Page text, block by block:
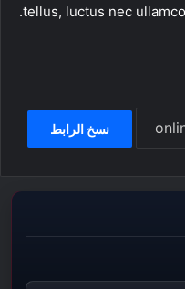
tellus, luctus nec
نسخ الرابط